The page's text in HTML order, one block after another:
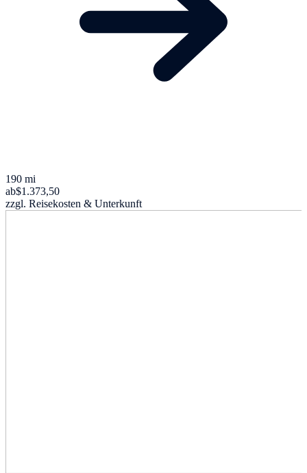
190 mi
ab$1.373,50
zzgl. Reisekosten & Unterkunft